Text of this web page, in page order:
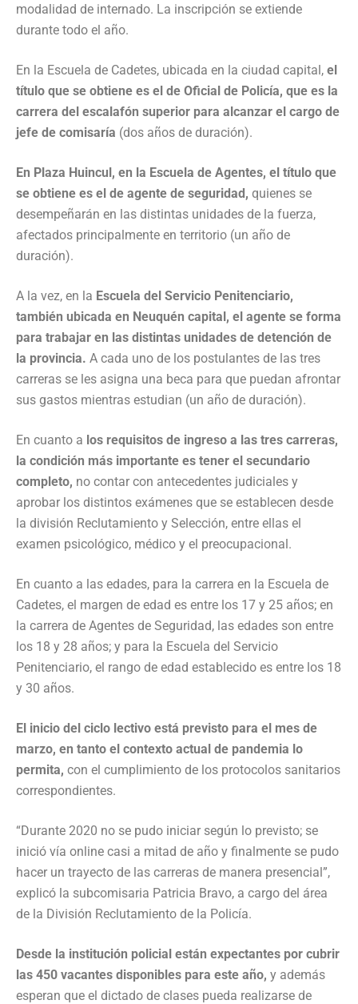
modalidad de internado. La inscripción se extiende
durante todo el año.
En la Escuela de Cadetes, ubicada en la ciudad capital, el
título que se obtiene es el de Oficial de Policía, que es la
carrera del escalafón superior para alcanzar el cargo de
jefe de comisaría (dos años de duración).
En Plaza Huincul, en la Escuela de Agentes, el título que
se obtiene es el de agente de seguridad, quienes se
desempeñarán en las distintas unidades de la fuerza,
afectados principalmente en territorio (un año de
duración).
A la vez, en la Escuela del Servicio Penitenciario,
también ubicada en Neuquén capital, el agente se forma
para trabajar en las distintas unidades de detención de
la provincia. A cada uno de los postulantes de las tres
carreras se les asigna una beca para que puedan afrontar
sus gastos mientras estudian (un año de duración).
En cuanto a los requisitos de ingreso a las tres carreras,
la condición más importante es tener el secundario
completo, no contar con antecedentes judiciales y
aprobar los distintos exámenes que se establecen desde
la división Reclutamiento y Selección, entre ellas el
examen psicológico, médico y el preocupacional.
En cuanto a las edades, para la carrera en la Escuela de
Cadetes, el margen de edad es entre los 17 y 25 años; en
la carrera de Agentes de Seguridad, las edades son entre
los 18 y 28 años; y para la Escuela del Servicio
Penitenciario, el rango de edad establecido es entre los 18
y 30 años.
El inicio del ciclo lectivo está previsto para el mes de
marzo, en tanto el contexto actual de pandemia lo
permita, con el cumplimiento de los protocolos sanitarios
correspondientes.
“Durante 2020 no se pudo iniciar según lo previsto; se
inició vía online casi a mitad de año y finalmente se pudo
hacer un trayecto de las carreras de manera presencial”,
explicó la subcomisaria Patricia Bravo, a cargo del área
de la División Reclutamiento de la Policía.
Desde la institución policial están expectantes por cubrir
las 450 vacantes disponibles para este año, y además
esperan que el dictado de clases pueda realizarse de